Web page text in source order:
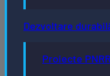
Dezvoltare
Proiecte PNRR